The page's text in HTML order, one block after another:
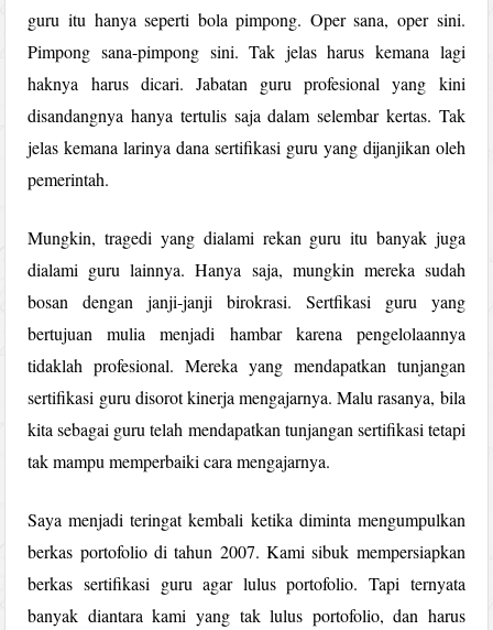
guru itu hanya seperti bola pimpong. Oper sana, oper sini.
Pimpong sana-pimpong sini. Tak jelas harus kemana lagi
haknya harus dicari. Jabatan guru profesional yang kini
disandangnya hanya tertulis saja dalam selembar kertas. Tak
jelas kemana larinya dana sertifikasi guru yang dijanjikan oleh
pemerintah.
Mungkin, tragedi yang dialami rekan guru itu banyak juga
dialami guru lainnya. Hanya saja, mungkin mereka sudah
bosan dengan janji-janji birokrasi. Sertfikasi guru yang
bertujuan mulia menjadi hambar karena pengelolaannya
tidaklah profesional. Mereka yang mendapatkan tunjangan
sertifikasi guru disorot kinerja mengajarnya. Malu rasanya, bila
kita sebagai guru telah mendapatkan tunjangan sertifikasi tetapi
tak mampu memperbaiki cara mengajarnya.
Saya menjadi teringat kembali ketika diminta mengumpulkan
berkas portofolio di tahun 2007. Kami sibuk mempersiapkan
berkas sertifikasi guru agar lulus portofolio. Tapi ternyata
banyak diantara kami yang tak lulus portofolio, dan harus